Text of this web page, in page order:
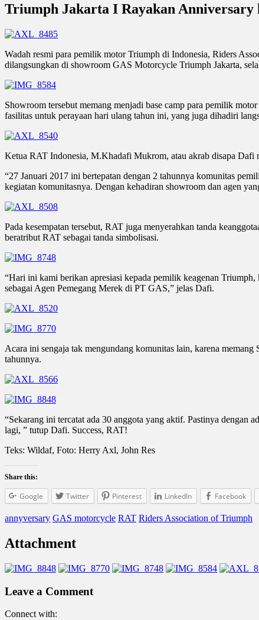
Triumph Jakarta I Rayakan Anniversary
Wadah resmi para pemilik motor Triumph di Indonesia, Riders
dilangsungkan di showroom GAS Motorcycle Triumph Jakarta,
Showroom tersebut memang menjadi base camp para pemilik
fasilitas untuk perayaan hari ulang tahun ini, yang juga dihadiri
Ketua RAT Indonesia, M.Khadafi Mukrom, atau akrab disapa Dafi
“27 Januari 2017 ini bertepatan dengan 2 tahunnya komunitas
kegiatan komunitasnya. Dengan kehadiran showroom dan agen
Pada kesempatan tersebut, RAT juga menyerahkan tanda
beratribut RAT sebagai tanda simbolisasi.
“Hari ini kami berikan apresiasi kepada pemilik keagenan
sebagai Agen Pemegang Merek di PT GAS,” jelas Dafi.
Acara ini sengaja tak mengundang komunitas lain, karena
tahunnya.
“Sekarang ini tercatat ada 30 anggota yang aktif. Pastinya dengan
lagi, ” tutup Dafi. Success, RAT!
Teks: Wildaf, Foto: Herry Axl, John Res
Share this:
Google Twitter Pinterest LinkedIn Facebook
annyversary GAS motorcycle RAT Riders Association of Triumph
Attachment
Leave a Comment
Connect with: